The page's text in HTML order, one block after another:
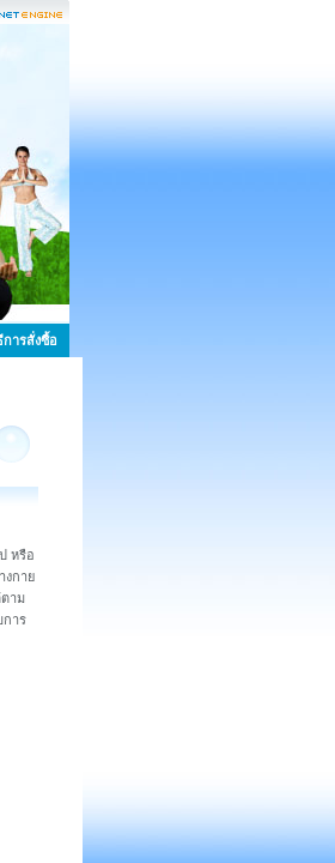
การสั่งซื้อ
หรือ
กาย
าม
การ